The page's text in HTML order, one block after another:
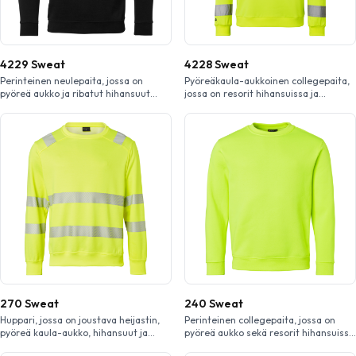
4229 Sweat
Perinteinen neulepaita, jossa on
pyöreä aukko ja ribatut hihansuut
työhön että vapaa-aikaan. Saatavilla
useissa väreissä. Top Swede 4229
Sweat on klassinen ja monikäyttöinen
collegepaita, joka soveltuu
täydellisesti sekä t yö- että vapaa-
ajan käyttöön. Pyöreä aukko ja ajaton
muotoilu tekevät siitä käytännöllisen
valinnan kaikenlaisiin tarpeisiin.
Valmistettu kestävästä
materiaaliseoksesta, joka tarjoaa […]
4228 Sweat
Pyöreäkaula-aukkoinen collegepaita,
jossa on resorit hihansuissa ja
äkyvästä polyesteristä. Täydellinen
työhön vaativissa ympäristöissä,
joissa hyvä näkyvyys on välttäm
ätöntä. Tutustu Top Swede 4228
Sweatiin, erittäin näkyvään
collegepaitaan, joka on suunniteltu
rakennus- ja teollisuusalan
ammattilaisille. Kestävästä
polyesteristä valmistettu paita
yhdistää mukavan olon ja
kestävyyden, ja se sopii erinomaisesti
koko työpäivän käyttöön. Paidassa […]
270 Sweat
Huppari, jossa on joustava heijastin,
pyöreä kaula-aukko, hihansuut ja
240 Sweat
Perinteinen collegepaita, jossa on
pyöreä aukko sekä resorit hihansuissa